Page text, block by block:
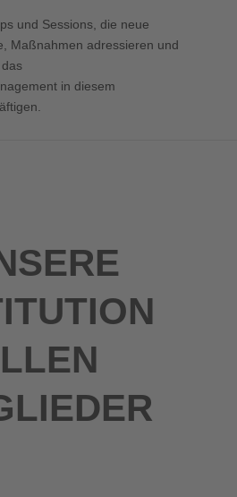
und Sessions, die neue
Maßnahmen adressieren und
in diesem